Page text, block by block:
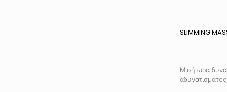
SLIMMING
Μισή ώρα
αδυνατίσματος